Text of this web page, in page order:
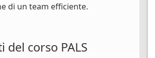
di un team efficiente.
del corso PALS